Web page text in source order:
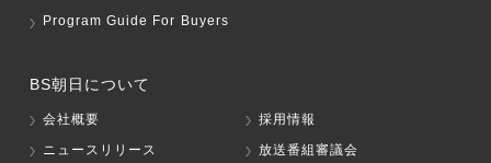
Program Guide For Buyers
BS朝日について
会社概要
採用情報
ニュースリリース
放送番組審議会